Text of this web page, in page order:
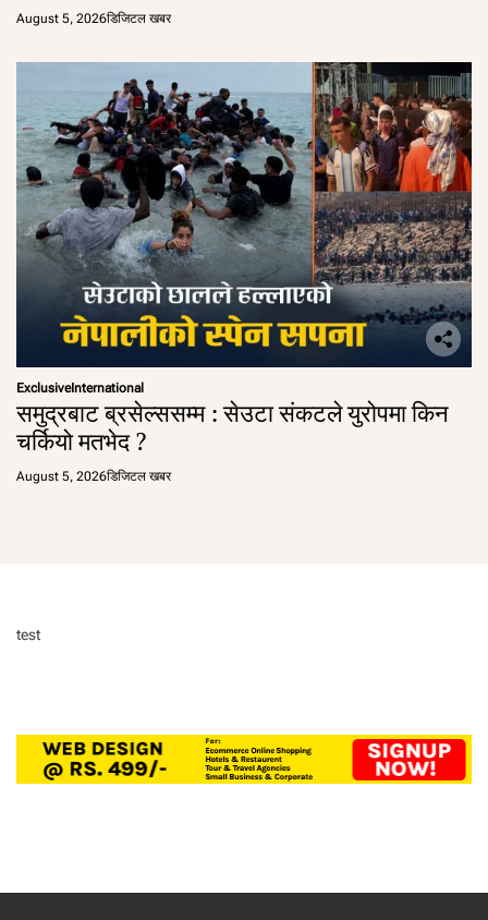
August 5, 2026डिजिटल खबर
ExclusiveInternational
समुद्रबाट ब्रसेल्ससम्म : सेउटा संकटले युरोपमा किन
चर्कियो मतभेद ?
August 5, 2026डिजिटल खबर
test